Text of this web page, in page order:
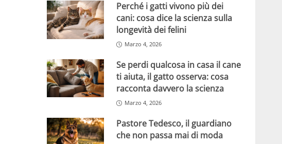
Perché i gatti vivono più dei
cani: cosa dice la scienza sulla
longevità dei felini
Marzo 4, 2026
Se perdi qualcosa in casa il cane
ti aiuta, il gatto osserva: cosa
racconta davvero la scienza
Marzo 4, 2026
Pastore Tedesco, il guardiano
che non passa mai di moda